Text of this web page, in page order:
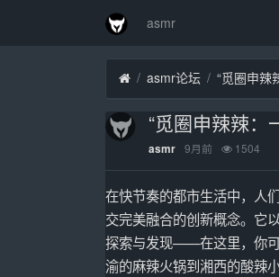
asmr
asmr论坛 “觅圈申辣
“觅圈申辣辣：
asmr 9月前 1504
在快节奏的都市生活中，人
交完美融合的创新概念。它
探索与发现——在这里，你可
渝的麻辣火锅到湘西的酸辣